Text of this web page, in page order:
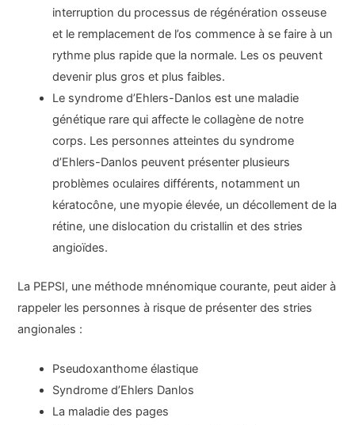
interruption du processus de régénération osseuse
et le remplacement de l’os commence à se faire à un
rythme plus rapide que la normale. Les os peuvent
devenir plus gros et plus faibles.
Le syndrome d’Ehlers-Danlos est une maladie
génétique rare qui affecte le collagène de notre
corps. Les personnes atteintes du syndrome
d’Ehlers-Danlos peuvent présenter plusieurs
problèmes oculaires différents, notamment un
kératocône, une myopie élevée, un décollement de la
rétine, une dislocation du cristallin et des stries
angioïdes.
La PEPSI, une méthode mnénomique courante, peut aider à
rappeler les personnes à risque de présenter des stries
angionales :
Pseudoxanthome élastique
Syndrome d’Ehlers Danlos
La maladie des pages